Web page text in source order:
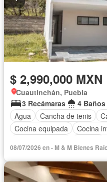
$ 2,990,000 MXN
Cuautinchán, Puebla
3 Recámaras
4 Baños
Agua
Cancha de tenis
Cocina equipada
Cocina
Wifi
08/07/2026 en - M & M Bienes